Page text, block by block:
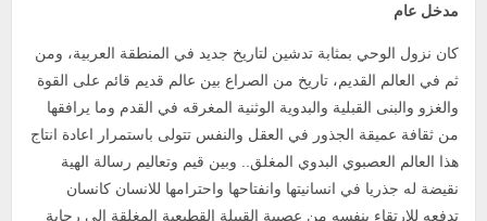
مدخل عام
كان نزول الوحي بمثابة تدشين لتاريخ جديد في المنطقة العربية، ومن
ثم في العالم القديم، تاريخ من الصراع بين عالم قديم قائم على القوة
والغزو والبنى القبلية والبدوية الوثنية المغرقه في القدم وما يرافقها
من ثقافة عميقة الجذور في العقل والنفس تتولى باستمرار اعادة انتاج
هذا العالم العصبوي البدوي المغلق.. وبين قيم وتعاليم رسالة الهية
نقيضة له جذريا في انسانيتها وانفتاحها واحترامها للانسان كانسان
تدفعه للارتقاء بنفسه من عصبية القبيلة القطيعية المغلقة الى رحابة